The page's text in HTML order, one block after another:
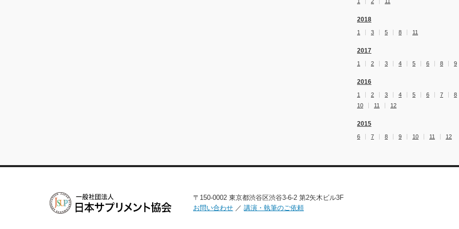
2018
1 3 5 8 11
2017
1 2 3 4 5 6 8 9
2016
1 2 3 4 5 6 7
8
10
11 12
2015
6 7 8 9 10 11 12
〒150-0002 東京都渋谷区渋谷3-6-2 第2矢木ビル3F
お問い合わせ ／ 講演・執筆のご依頼